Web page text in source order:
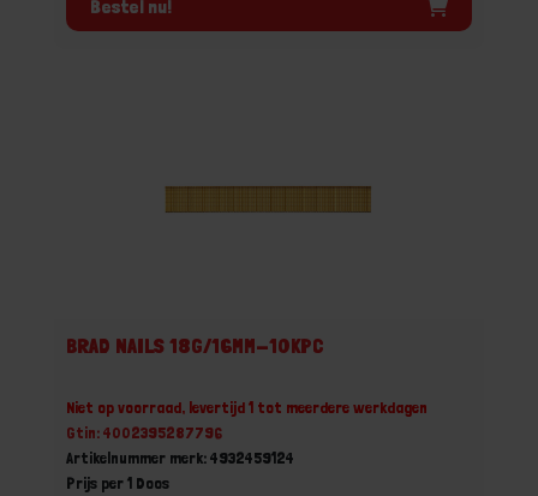
Bestel nu!
BRAD NAILS 18G/16MM-10KPC
Niet op voorraad, levertijd 1 tot meerdere werkdagen
Gtin: 4002395287796
Artikelnummer merk: 4932459124
Prijs per 1 Doos